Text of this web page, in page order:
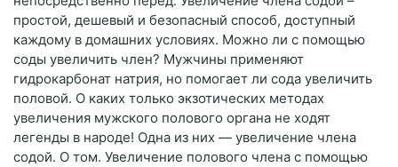
простой, дешевый и безопасный способ, доступный
каждому в домашних условиях. Можно ли с помощью
соды увеличить член? Мужчины применяют
гидрокарбонат натрия, но помогает ли сода увеличить
половой. О каких только экзотических методах
увеличения мужского полового органа не ходят
легенды в народе! Одна из них — увеличение члена
содой. О том. Увеличение полового члена с помощью